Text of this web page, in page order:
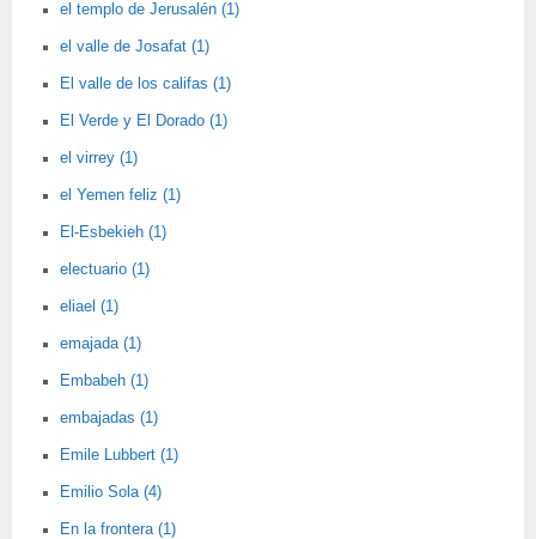
el templo de Jerusalén (1)
el valle de Josafat (1)
El valle de los califas (1)
El Verde y El Dorado (1)
el virrey (1)
el Yemen feliz (1)
El-Esbekieh (1)
electuario (1)
eliael (1)
emajada (1)
Embabeh (1)
embajadas (1)
Emile Lubbert (1)
Emilio Sola (4)
En la frontera (1)